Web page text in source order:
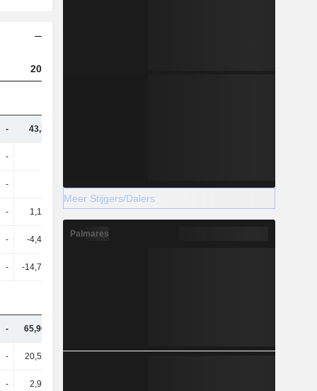
2024
- 43,3 mln.
-
- 501K
- 1,15 mln. - 616K
- -4,42 mln. -6,43 mln.
- -14,73 mln.
- 65,96 mln.
- 20,55 mln.
- 2,93 mln.
Meer Stijgers/Dalers
Palmares